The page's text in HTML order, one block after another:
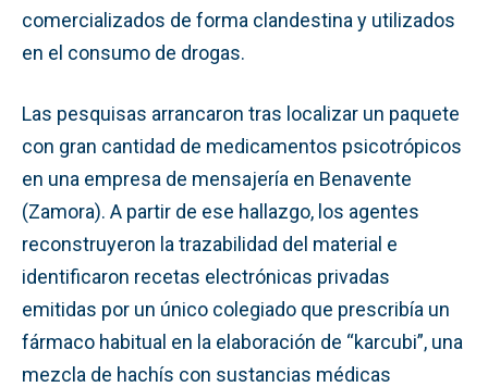
comercializados de forma clandestina y utilizados
en el consumo de drogas.
Las pesquisas arrancaron tras localizar un paquete
con gran cantidad de medicamentos psicotrópicos
en una empresa de mensajería en Benavente
(Zamora). A partir de ese hallazgo, los agentes
reconstruyeron la trazabilidad del material e
identificaron recetas electrónicas privadas
emitidas por un único colegiado que prescribía un
fármaco habitual en la elaboración de “karcubi”, una
mezcla de hachís con sustancias médicas